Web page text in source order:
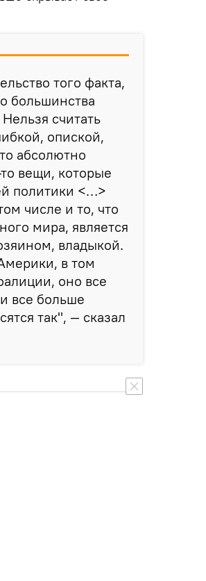
того факта,
большинства
считать
опиской,
абсолютно
вещи, которые
политики <…>
числе и то, что
мира, является
владыкой.
в том
оно все
все больше
так", — сказал